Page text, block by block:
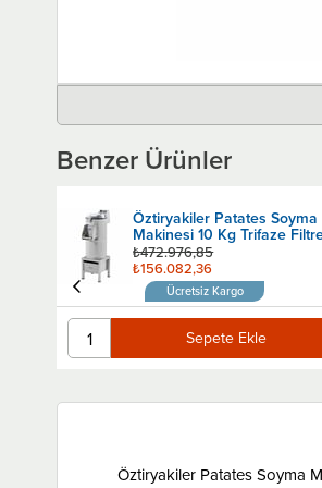
Benzer Ürünler
Öztiryakiler Patates Soyma
Makinesi 10 Kg Trifaze
₺156.082,36
₺472.976,85
Sepete Ekle
Ücretsiz Kargo
Öztiryakiler Patates Soyma